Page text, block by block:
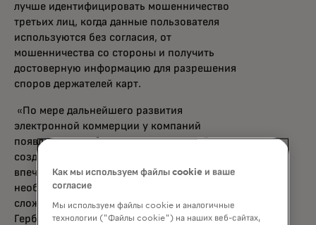
лучше идентифицировать мошенничество
третьих лиц, когда данные пользователя
используются без согласия, от
мошенничества со стороны и получить
достоверную информацию для разрешения
споров держателей карт.
«По мере дальнейшего развития
электронной коммерции у компаний
появляется все больше возможностей для
создания новых потребительских
впечатлений, что подчеркивает
необходимость четкой системы управления
сложными спорами», — заявил Йохан
Гербер, исполнительный вице-президент и
Как мы используем файлы cookie и ваше
согласие
Мы используем файлы cookie и аналогичные
технологии ("Файлы cookie") на наших веб-сайтах,